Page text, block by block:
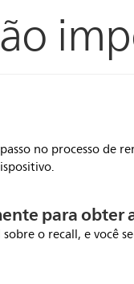
no processo de
para obter
o recall, e você